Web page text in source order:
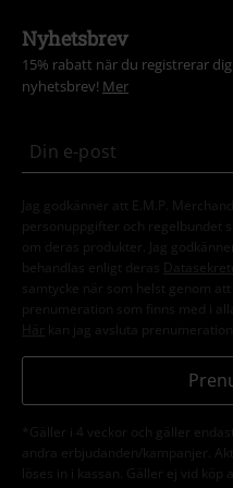
Nyhetsbrev
15% rabatt när du registrerar
nyhetsbrev! Mer
Jag godkänner att E.M.P.
personuppgifter och regelbundet
om deras produkter. Jag
behandlas enligt deras
samtycke när som helst genom
prenumeration som finns med i
Här kan jag avsluta
*Gäller i 4 veckor och gäller
andra erbjudanden/kampanjer.
löses in i kassan. Gäller ej vid köp